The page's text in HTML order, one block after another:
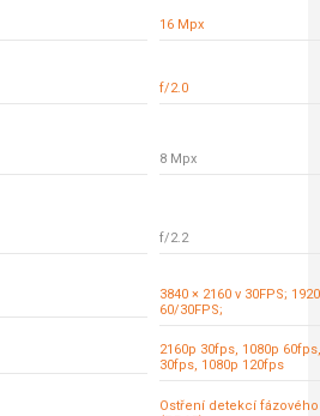
16 Mpx
f/2.0
8 Mpx
f/2.2
3840 × 2160 v 30FPS;
60/30FPS;
2160p 30fps, 1080p
30fps, 1080p 120fps
Ostření detekcí